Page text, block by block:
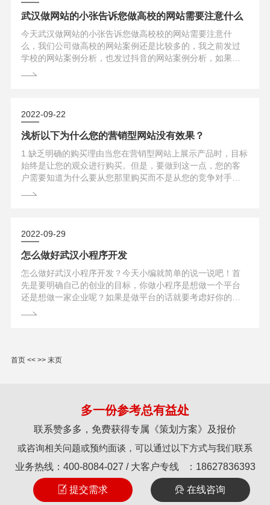
武汉做网站的小张告诉您做高校的网站需要注意什么
今天武汉做网站的小张告诉您做高校校的网站需要注意什
么，我们公司做高校的网站案例还是比较多的，我之前发过
学校的网站案例分析，也发过抖音的网站案例分析，如果您
个以内，然后根据栏目再设计二级菜单。...
2022-09-22
浅析以下为什么您的营销型网站没有效果？
1.缺乏明确的购买理由当您在营销型网站上展示产品时，目标
始终是让您的观众进行购买。但是，要做到这一点，您的客
户需要知道为什么要从您那里购买而不是从您的竞争对手那
型在线零售商，2.缺乏详细的产品...
2022-09-29
怎么做好武汉小程序开发
怎么做好武汉小程序开发？今天小编就简单的说一说吧！首
先是要明确自己的创业的目标，你做小程序是想做一个平台
还是想做一家企业呢？如果是做平台的话就要考虑好你的定
层和支撑层三个层面.管理层负责战略决...
首页 << >> 末页
多一份参考总有益处
联系赞多多，免费获得专属《策划方案》及报价
或咨询相关问题或预约面谈，可以通过以下方式与我们联系
业务热线： 400-8084-027 / 大客户专线 ： 18627836393
在线咨询
提交需求